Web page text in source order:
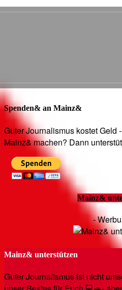
Spenden& an Mainz&
Guter Journalismus kostet Geld
Mainz& machen? Dann
Mainz&
-
Mainz& unterstützen
Guter Journalismus ist nicht